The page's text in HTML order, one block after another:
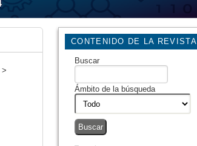
CONTENIDO DE LA REVISTA
Buscar
Ámbito de la búsqueda
>